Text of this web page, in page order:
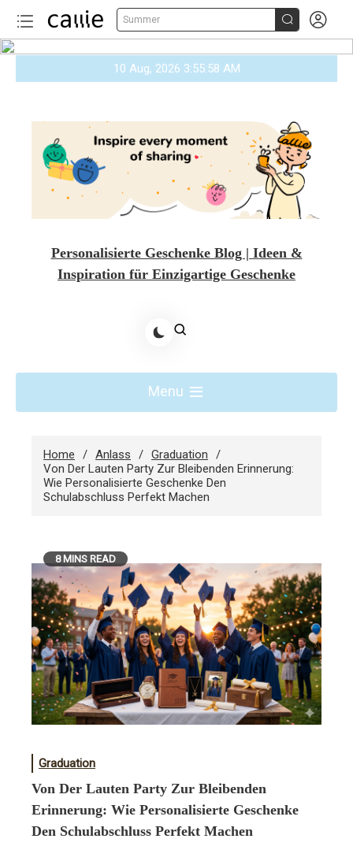
Summer  
10 Aug, 2026 3:55:59 AM
Personalisierte Geschenke Blog | Ideen &
Inspiration für Einzigartige Geschenke
Menu
Home Anlass
Graduation
Von Der Lauten Party Zur Bleibenden Erinnerung:
Wie Personalisierte Geschenke Den
Schulabschluss Perfekt Machen
8 MINS READ
Graduation
Von Der Lauten Party Zur Bleibenden
Erinnerung: Wie Personalisierte Geschenke
Den Schulabschluss Perfekt Machen